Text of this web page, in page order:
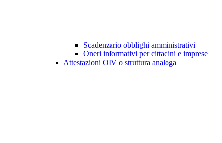
Scadenzario obblighi amministrativi
Oneri informativi per cittadini e imprese
Attestazioni OIV o struttura analoga